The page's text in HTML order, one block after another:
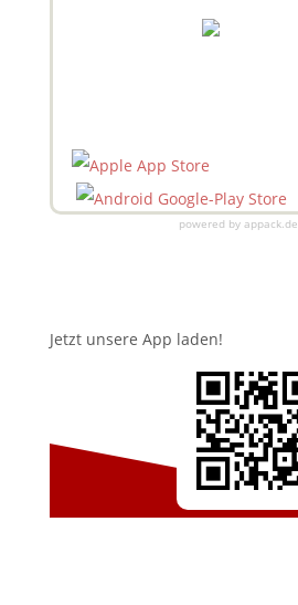
powered by appack.de
Jetzt unsere App laden!